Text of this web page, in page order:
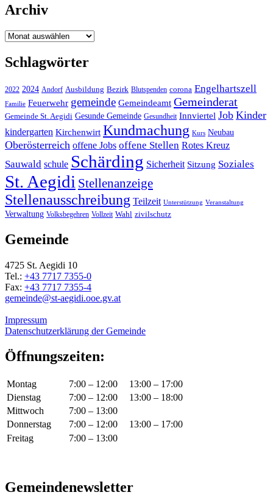
Archiv
Archiv
Schlagwörter
2022 2024 Andorf Ausbildung Bezirk Blutspenden corona Engelhartszell
Familie Feuerwehr gemeinde Gemeindeamt Gemeinderat
Gemeinde St. Aegidi Gesunde Gemeinde Gesundheit Innviertel Job Kinder
kindergarten Kirchenwirt Kundmachung Kurs Neubau
Oberösterreich offene Jobs offene Stellen Rotes Kreuz
Sauwald schule Schärding Sicherheit Sitzung Soziales
St. Aegidi Stellenanzeige
Stellenausschreibung Teilzeit Unterstützung Veranstaltung
Verwaltung Volksbegehren Vollzeit Wahl zivilschutz
Gemeinde
4725 St. Aegidi 10
Tel.: +43 7717 7355-0
Fax: +43 7717 7355-4
gemeinde@st-aegidi.ooe.gv.at
Impressum
Datenschutzerklärung der Gemeinde
Öffnungszeiten:
Montag 7:00 – 12:00
13:00 – 17:00
Dienstag
7:00 – 12:00
13:00 – 18:00
Mittwoch
7:00 – 13:00
Donnerstag
7:00 – 12:00
13:00 – 17:00
Freitag
7:00 – 13:00
Gemeindenewsletter